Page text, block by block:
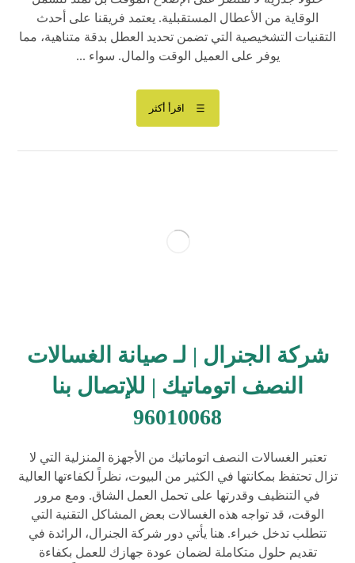
الوقاية من الأعطال المستقبلية. يعتمد فريقنا على أحدث
التقنيات التشخيصية التي تضمن تحديد العطل بدقة متناهية، مما
يوفر على العميل الوقت والمال. سواء ...
اقرأ أكثر
شركة الجنرال | لـ صيانة الغسالات
النصف اتوماتيك | للإتصال بنا
96010068
تعتبر الغسالات النصف اتوماتيك من الأجهزة المنزلية التي لا
تزال تحتفظ بمكانتها في الكثير من البيوت، نظراً لكفاءتها العالية
في التنظيف وقدرتها على تحمل العمل الشاق. ومع مرور
الوقت، قد تواجه هذه الغسالات بعض المشاكل التقنية التي
تتطلب تدخل خبراء. هنا يأتي دور شركة الجنرال، الرائدة في
تقديم حلول متكاملة لضمان عودة جهازك للعمل بكفاءة